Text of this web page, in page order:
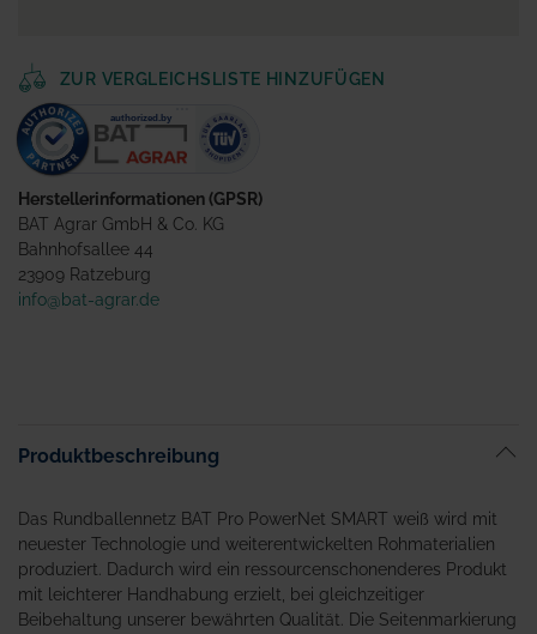
ZUR VERGLEICHSLISTE HINZUFÜGEN
Herstellerinformationen (GPSR)
BAT Agrar GmbH & Co. KG
Bahnhofsallee 44
23909 Ratzeburg
info@bat-agrar.de
Produktbeschreibung
Das Rundballennetz BAT Pro PowerNet SMART weiß wird mit
neuester Technologie und weiterentwickelten Rohmaterialien
produziert. Dadurch wird ein ressourcenschonenderes Produkt
mit leichterer Handhabung erzielt, bei gleichzeitiger
Beibehaltung unserer bewährten Qualität. Die Seitenmarkierung